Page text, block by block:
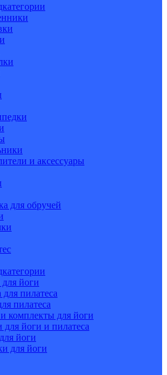
и аксессуары
для обручей
для йоги
пилатеса
пилатеса
комплекты для йоги
для йоги и пилатеса
йоги
для йоги